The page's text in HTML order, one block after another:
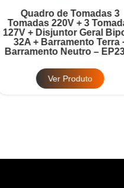
Quadro de Tomadas 3
Tomadas 220V + 3
127V + Disjuntor Geral
32A + Barramento Terra
Barramento Neutro –
Ver Produto